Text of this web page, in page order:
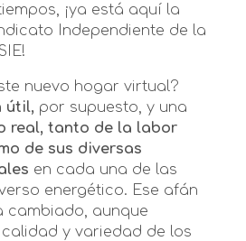
¡ya está aquí la
Independiente de la
nuevo hogar virtual?
útil, por supuesto, y una
real, tanto de la labor
de sus diversas
en cada una de las
energético. Ese afán
cambiado, aunque
y variedad de los